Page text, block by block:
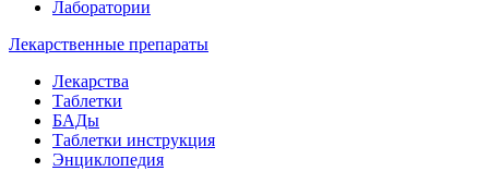
Лаборатории
Лекарственные препараты
Лекарства
Таблетки
БАДы
Таблетки инструкция
Энциклопедия